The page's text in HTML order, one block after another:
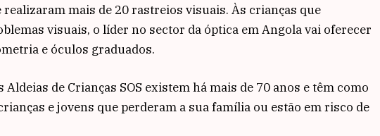
realizaram mais de 20 rastreios visuais. Às crianças que
visuais, o líder no sector da óptica em Angola vai oferecer
e óculos graduados.
Aldeias de Crianças SOS existem há mais de 70 anos e têm como
e jovens que perderam a sua família ou estão em risco de